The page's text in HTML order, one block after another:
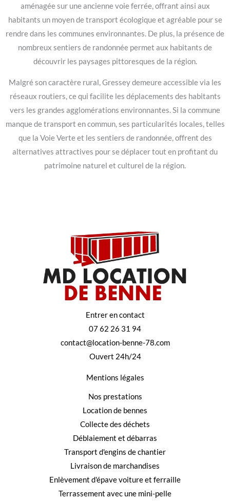
aménagée sur une ancienne voie ferrée, offrant ainsi aux
habitants un moyen de transport écologique et agréable pour se
rendre dans les communes environnantes. De plus, la présence de
nombreux sentiers de randonnée permet aux habitants de
découvrir les paysages pittoresques de la région.
Malgré son caractère rural, Gressey demeure accessible via les
réseaux routiers, ce qui facilite les déplacements des habitants
vers les grandes agglomérations environnantes. Si la commune
manque de transport en commun, ses particularités locales, telles
que la Voie Verte et les sentiers de randonnée, offrent des
alternatives attractives pour se déplacer tout en profitant du
patrimoine naturel et culturel de la région.
Entrer en contact
07 62 26 31 94
contact@location-benne-78.com
Ouvert 24h/24
Mentions légales
Nos prestations
Location de bennes
Collecte des déchets
Déblaiement et débarras
Transport d'engins de chantier
Livraison de marchandises
Enlèvement d'épave voiture et ferraille
Terrassement avec une mini-pelle